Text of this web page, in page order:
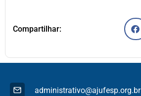
Compartilhar:
administrativo@ajufesp.org.br